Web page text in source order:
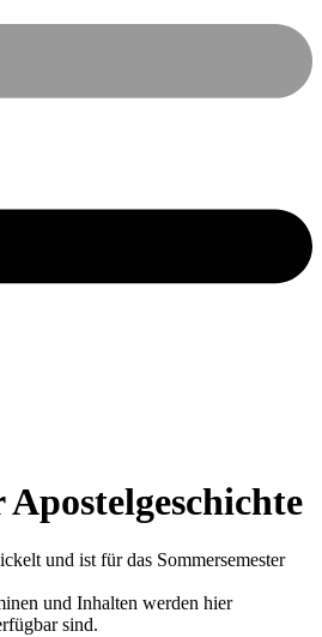
und ist für das Sommersemester
und Inhalten werden hier
sind.